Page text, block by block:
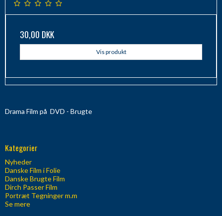
30,00 DKK
Vis produkt
Drama Film på DVD - Brugte
Kategorier
Nyheder
Danske Film i Folie
Danske Brugte Film
Dirch Passer Film
Portræt Tegninger m.m
Se mere